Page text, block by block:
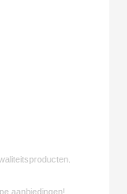
aanbiedingen!